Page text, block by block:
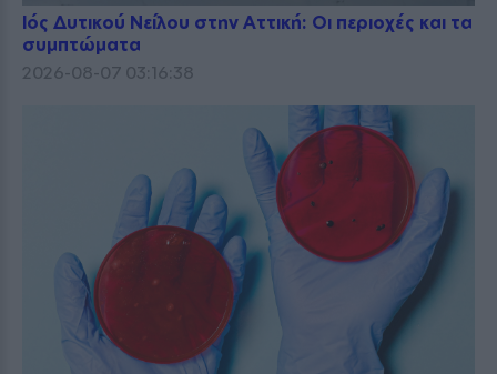
Ιός Δυτικού Νείλου στην Αττική: Οι περιοχές και τα
συμπτώματα
2026-08-07 03:16:38